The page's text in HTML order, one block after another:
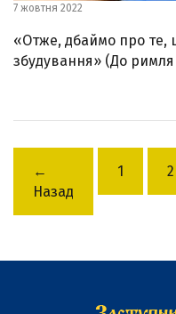
7 жовтня 2022
«Отже, дбаймо про те,
збудування» (До
←
Назад
1 2